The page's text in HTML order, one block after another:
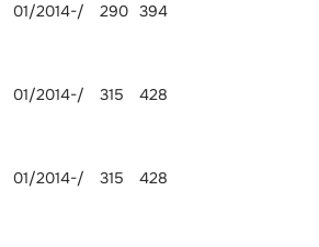
01/2014-/ 290 394
01/2014-/ 315 428
01/2014-/ 315 428